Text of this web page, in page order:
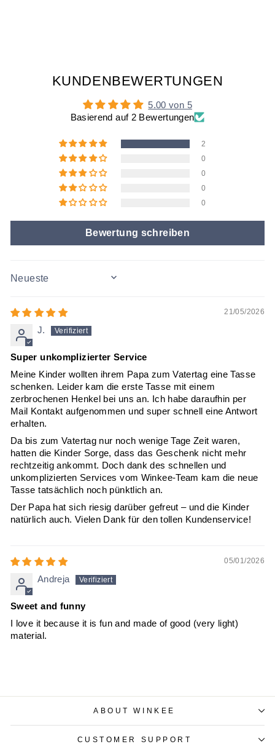
KUNDENBEWERTUNGEN
5.00 von 5
Basierend auf 2 Bewertungen
2
0
0
0
0
Bewertung schreiben
SORT BY
21/05/2026
J.
Super unkomplizierter Service
Meine Kinder wollten ihrem Papa zum Vatertag eine Tasse
schenken. Leider kam die erste Tasse mit einem
zerbrochenen Henkel bei uns an. Ich habe daraufhin per
Mail Kontakt aufgenommen und super schnell eine Antwort
erhalten.
Da bis zum Vatertag nur noch wenige Tage Zeit waren,
hatten die Kinder Sorge, dass das Geschenk nicht mehr
rechtzeitig ankommt. Doch dank des schnellen und
unkomplizierten Services vom Winkee-Team kam die neue
Tasse tatsächlich noch pünktlich an.
Der Papa hat sich riesig darüber gefreut – und die Kinder
natürlich auch. Vielen Dank für den tollen Kundenservice!
05/01/2026
Andreja
Sweet and funny
I love it because it is fun and made of good (very light)
material.
ABOUT WINKEE
CUSTOMER SUPPORT